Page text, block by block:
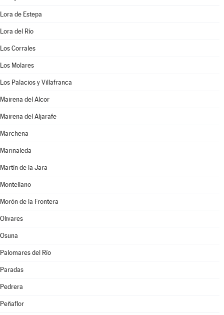
Lora de Estepa
Lora del Río
Los Corrales
Los Molares
Los Palacios y Villafranca
Mairena del Alcor
Mairena del Aljarafe
Marchena
Marinaleda
Martín de la Jara
Montellano
Morón de la Frontera
Olivares
Osuna
Palomares del Río
Paradas
Pedrera
Peñaflor